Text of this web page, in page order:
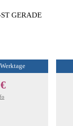
GERADE